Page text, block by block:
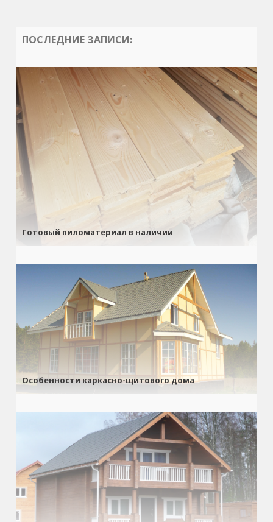
ПОСЛЕДНИЕ ЗАПИСИ:
Готовый пиломатериал в наличии
Особенности каркасно-щитового дома